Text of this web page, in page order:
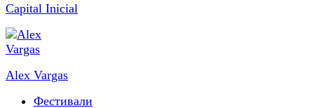
Capital Inicial
Alex Vargas
Фестивали